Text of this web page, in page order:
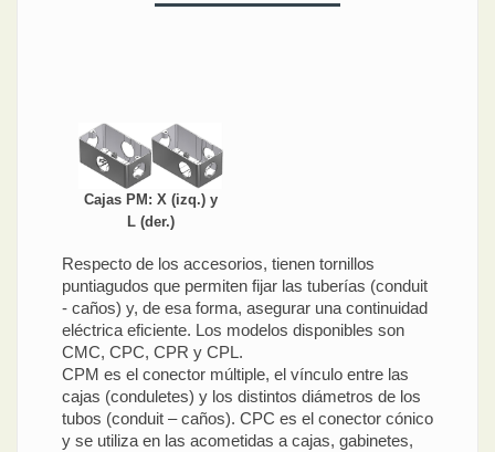
Cajas PM: X (izq.) y
L (der.)
Respecto de los accesorios, tienen tornillos
puntiagudos que permiten fijar las tuberías (conduit
- caños) y, de esa forma, asegurar una continuidad
eléctrica eficiente. Los modelos disponibles son
CMC, CPC, CPR y CPL.
CPM es el conector múltiple, el vínculo entre las
cajas (conduletes) y los distintos diámetros de los
tubos (conduit – caños). CPC es el conector cónico
y se utiliza en las acometidas a cajas, gabinetes,